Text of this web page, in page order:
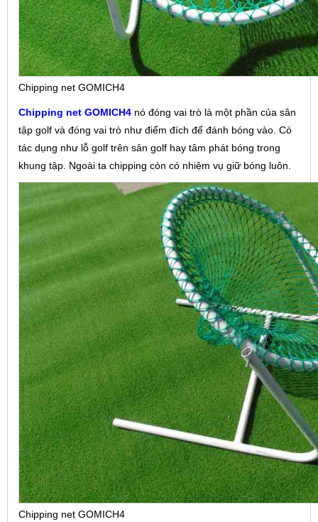
Chipping net GOMICH4
Chipping net GOMICH4 nó đóng vai trò là một phần của sân
tập golf và đóng vai trò như điểm đích để đánh bóng vào. Có
tác dụng như lỗ golf trên sân golf hay tâm phát bóng trong
khung tập. Ngoài ta chipping còn có nhiệm vụ giữ bóng luôn.
Chipping net GOMICH4